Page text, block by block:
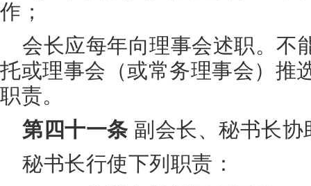
作；
会长应每年向理事会述职。不
托或理事会（或常务理事会）推
职责。
第四十一条副会长、秘书长协
秘书长行使下列职责：